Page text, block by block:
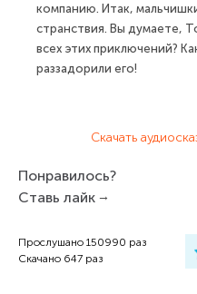
компанию. Итак,
странствия. Вы думаете,
всех этих приключений?
раззадорили его!
Скачать
Понравилось?
Ставь лайк
Прослушано 150990 раз
Скачано 647 раз